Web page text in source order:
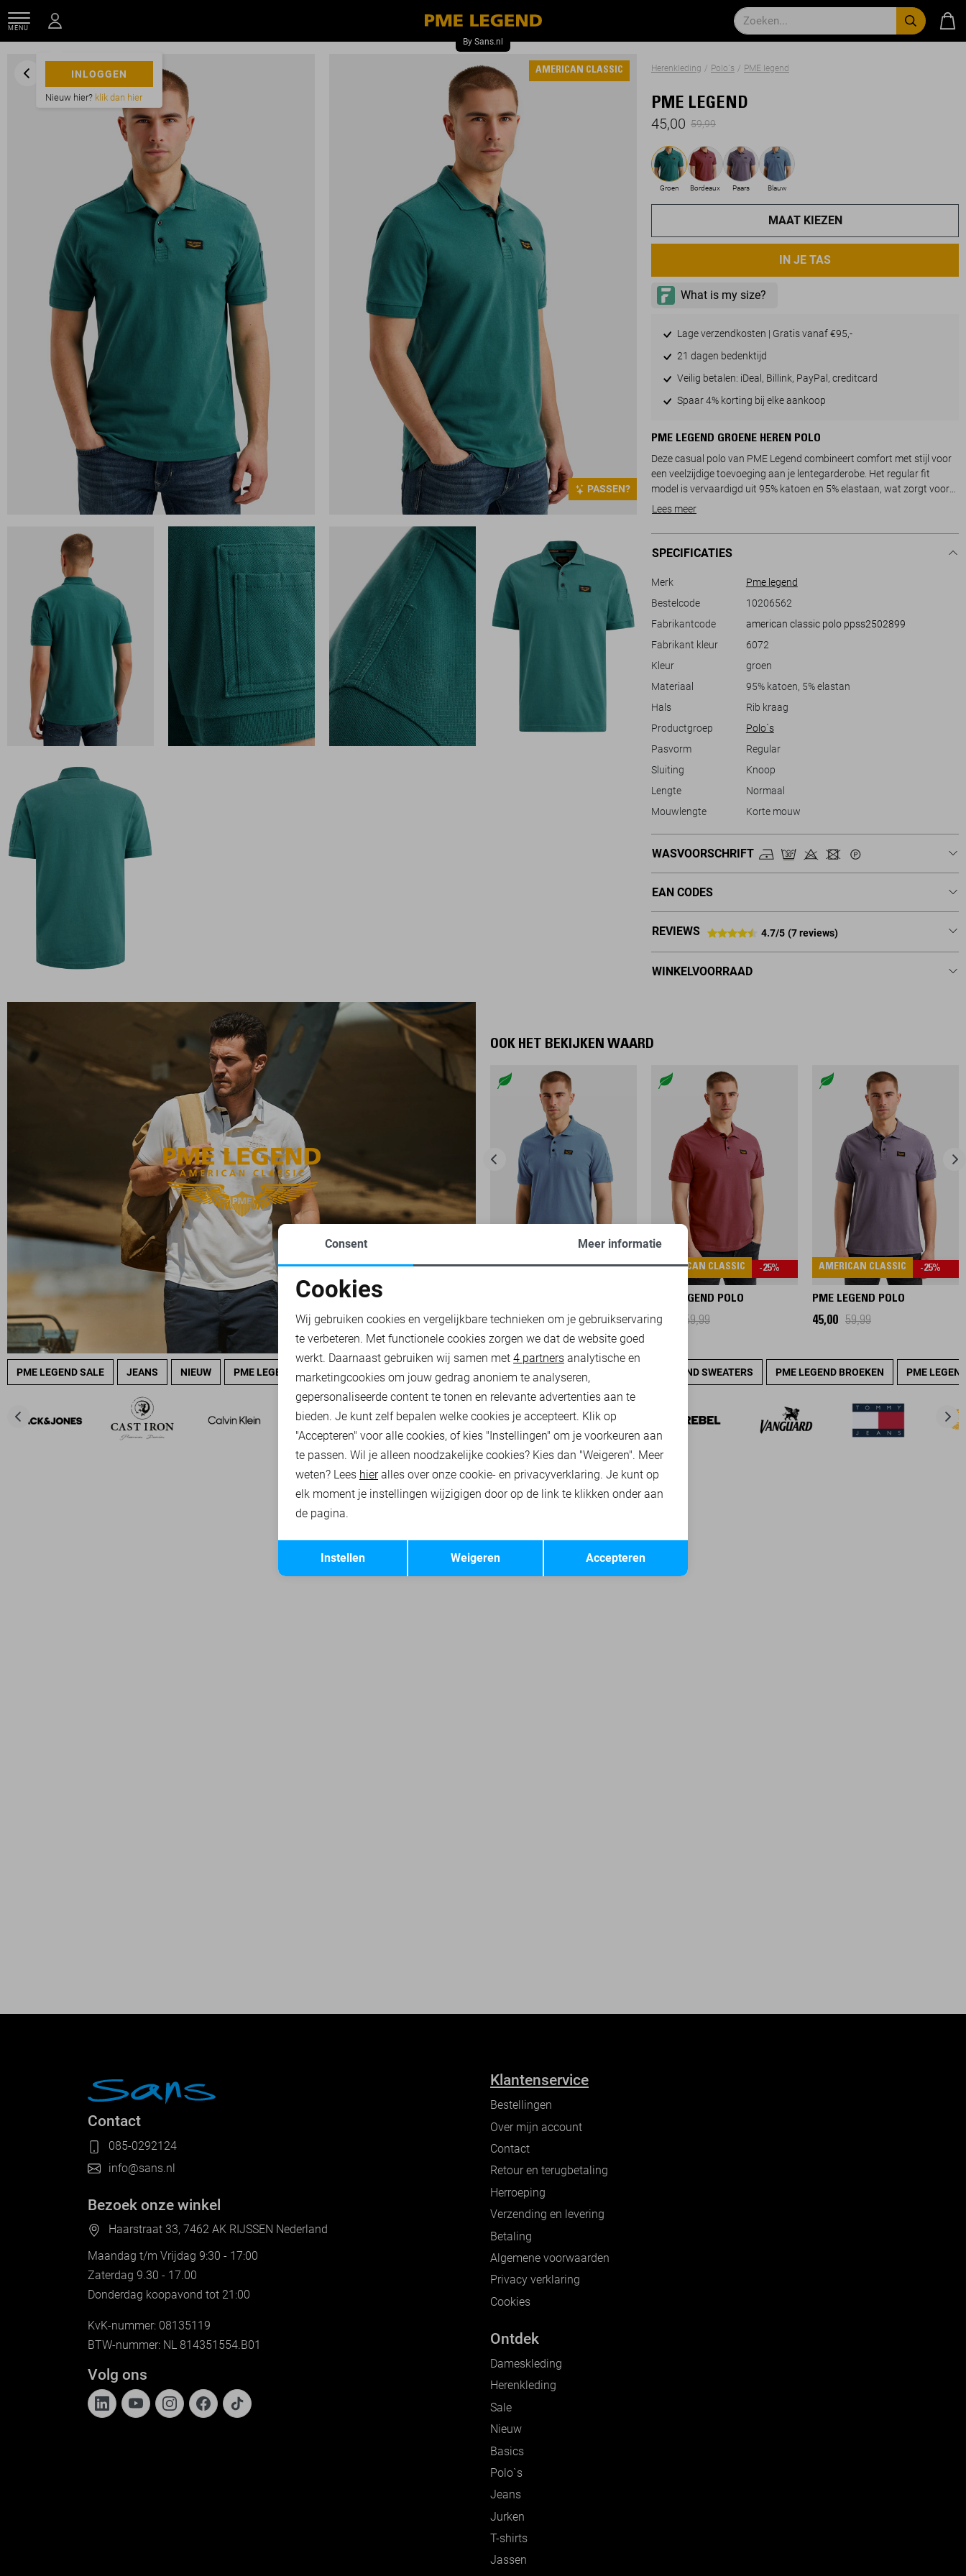
MENU
INLOGGEN
Nieuw hier? klik dan hier
AMERICAN CLASSIC
PASSEN?
Herenkleding Polo`s PME legend
PME LEGEND
45,00 59,99
Groen Bordeaux Paars Blauw
MAAT KIEZEN
IN JE TAS
Lage verzendkosten | Gratis vanaf €95,-
21 dagen bedenktijd
Veilig betalen: iDeal, Billink, PayPal, creditcard
Spaar 4% korting bij elke aankoop
PME LEGEND GROENE HEREN POLO
Deze casual polo van PME Legend combineert comfort met stijl voor
een veelzijdige toevoeging aan je lentegarderobe. Het regular fit
model is vervaardigd uit 95% katoen en 5% elastaan, wat zorgt voor
een zachte en duurzame stof die fijn aanvoelt op de huid. De polo
uitstraling geeft. De frisse groene kleur voegt een subtiele touch toe
aan je outfit, ideaal voor zowel een ontspannen dag thuis als een
Dankzij de korte mouwen en normale lengte is deze PME Legend polo
Het logo op de borst voegt een authentiek detail toe dat de signatuur
van het merk onderstreept. Je kunt deze polo moeiteloos combineren
met een jeans voor een relaxte look, of met een chino voor een iets
weg plant, deze polo biedt precies de juiste balans tussen comfort en
stijl.
Lees meer
SPECIFICATIES
Merk
Pme legend
Bestelcode
10206562
Fabrikantcode
american classic polo ppss2502899
Fabrikant kleur
6072
Kleur
groen
Materiaal
95% katoen, 5% elastan
Hals
Rib kraag
Productgroep
Polo`s
Pasvorm
Regular
Sluiting
Knoop
Lengte
Normaal
Mouwlengte
Korte mouw
WASVOORSCHRIFT
EAN CODES
REVIEWS 4.7/5 (7 reviews)
WINKELVOORRAAD
OOK HET BEKIJKEN WAARD
AMERICAN CLASSIC -25%
45,00 59,99
AMERICAN CLASSIC -25%
PME LEGEND POLO
45,00 59,99
AMERICAN CLASSIC -25%
PME LEGEND POLO
45,00 59,99
PME LEGEND SALE JEANS NIEUW PME LEGEND OVERHEMDEN PME LEGEND T-SHIRTS PME LEGEND POLO`S PME LEGEND SWEATERS PME LEGEND BROEKEN PME
Contact
085-0292124
info@sans.nl
Bezoek onze winkel
Haarstraat 33, 7462 AK RIJSSEN Nederland
Maandag t/m Vrijdag 9:30 - 17:00
Zaterdag 9.30 - 17.00
Donderdag koopavond tot 21:00
KvK-nummer: 08135119
BTW-nummer: NL 814351554.B01
Volg ons
Klantenservice
Bestellingen
Over mijn account
Contact
Retour en terugbetaling
Herroeping
Verzending en levering
Betaling
Algemene voorwaarden
Privacy verklaring
Cookies
Ontdek
Dameskleding
Herenkleding
Sale
Nieuw
Basics
Polo`s
Jeans
Jurken
T-shirts
Jassen
Noodzakelijke cookies
Analytische cookies Marketing cookies
Opslaan
Consent Meer informatie
Cookies
Wij gebruiken cookies en vergelijkbare technieken om je gebruikservaring
te verbeteren. Met functionele cookies zorgen we dat de website goed
werkt. Daarnaast gebruiken wij samen met 4 partners analytische en
marketingcookies om jouw gedrag anoniem te analyseren,
gepersonaliseerde content te tonen en relevante advertenties aan te
bieden. Je kunt zelf bepalen welke cookies je accepteert. Klik op
"Accepteren" voor alle cookies, of kies "Instellingen" om je voorkeuren aan
te passen. Wil je alleen noodzakelijke cookies? Kies dan "Weigeren". Meer
weten? Lees hieralles over onze cookie- en privacyverklaring. Je kunt op
elk moment je instellingen wijzigigen door op de link te klikken onder aan
de pagina.
Accepteren
Weigeren
Instellen